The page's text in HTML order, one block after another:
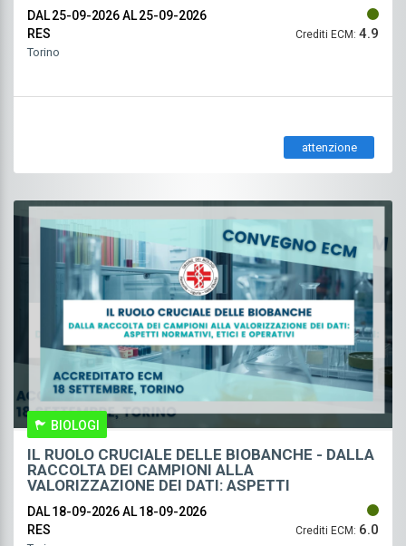
DAL 25-09-2026AL 25-09-2026
RES
Crediti ECM: 4.9
Torino
attenzione
BIOLOGI
IL RUOLO CRUCIALE DELLE BIOBANCHE - DALLA
RACCOLTA DEI CAMPIONI ALLA
VALORIZZAZIONE DEI DATI: ASPETTI
DAL 18-09-2026AL 18-09-2026
RES
Crediti ECM: 6.0